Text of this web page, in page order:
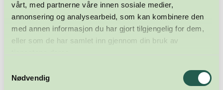
vårt, med partnerne våre innen sosiale medier,
annonsering og analysearbeid, som kan kombinere den
med annen informasjon du har gjort tilgjengelig for dem,
eller som de har samlet inn gjennom din bruk av
Nødvendig